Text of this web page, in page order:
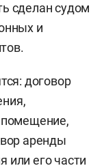
сделан судом
и
договор
помещение,
аренды
или его части